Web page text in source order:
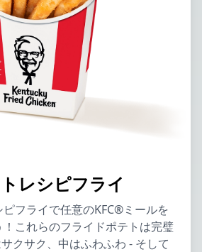
レシピフライ
フライで任意のKFC®ミールを
これらのフライドポテトは完璧
クサク、中はふわふわ - そして